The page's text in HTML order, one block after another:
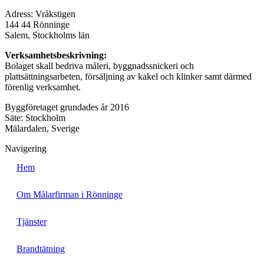
Adress: Vråkstigen
144 44 Rönninge
Salem, Stockholms län
Verksamhetsbeskrivning:
Bolaget skall bedriva måleri, byggnadssnickeri och
plattsättningsarbeten, försäljning av kakel och klinker samt därmed
förenlig verksamhet.
Byggföretaget grundades år 2016
Säte: Stockholm
Mälardalen, Sverige
Navigering
Hem
Om Målarfirman i Rönninge
Tjänster
Brandtätning